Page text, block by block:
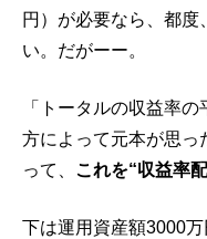
円）が必要なら、都
い。だがーー。
「トータルの収益率
方によって元本が思っ
って、 これを“収益率
下は運用資産額3000